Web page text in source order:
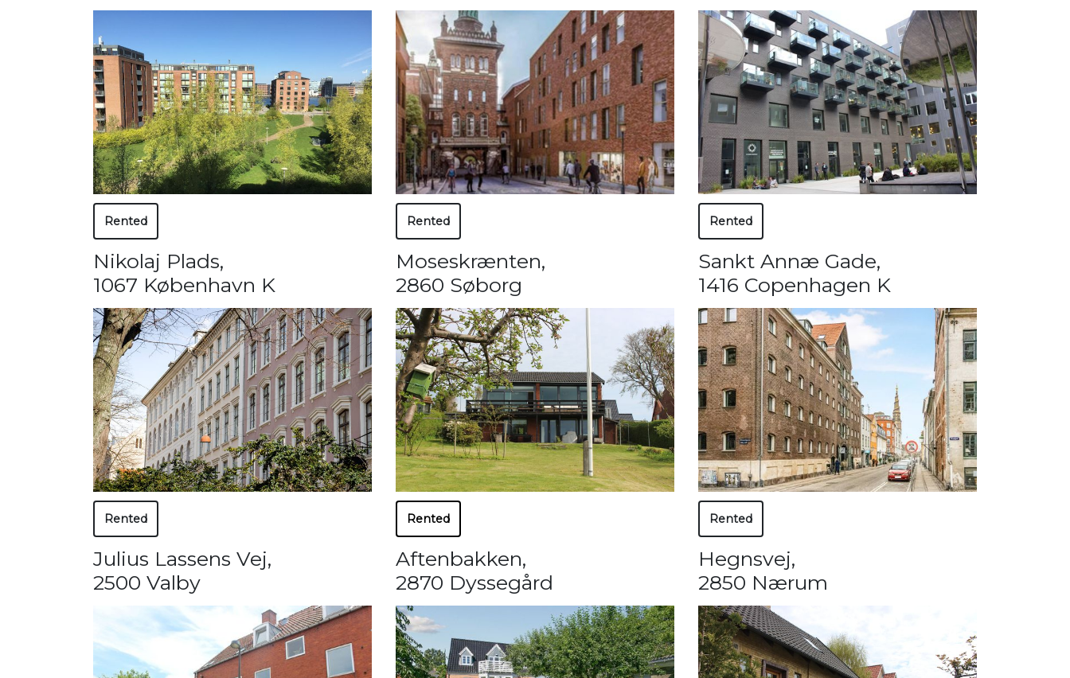
Rented Rented Rented
Nikolaj Plads,
1067 København K
Rented
Moseskrænten,
2860 Søborg
Rented
Sankt Annæ Gade,
1416 Copenhagen K
Rented
Julius Lassens Vej,
2500 Valby
Aftenbakken,
2870 Dyssegård
Hegnsvej,
2850 Nærum